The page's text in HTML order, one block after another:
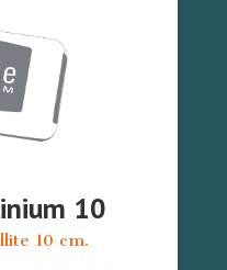
10
10 cm.